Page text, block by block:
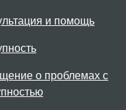
и помощь
о проблемах с